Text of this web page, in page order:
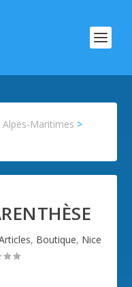
Alpes-Maritimes >
, Boutique, Nice